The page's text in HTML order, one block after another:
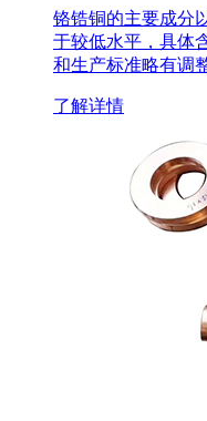
铬锆铜的主要成分
于较低水平，具体
和生产标准略有调
了解详情